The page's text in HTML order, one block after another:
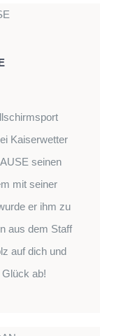
Kaiserwetter
seinen
mit seiner
er ihm zu
aus dem Staff
auf dich und
ab!